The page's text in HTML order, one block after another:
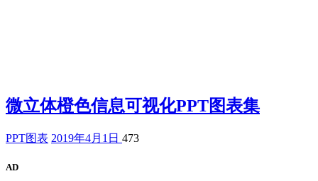
微立体橙色信息可视化PPT图表集
PPT图表 2019年4月1日 473
AD